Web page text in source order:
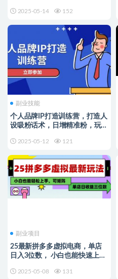
2025-05-14 152
副业技能
个人品牌IP打造训练营，打造人
设吸粉话术，日增精准粉，玩转
2025-05-12 121
副业项目
25最新拼多多虚拟电商，单店
日入3位数， 小白也能快速上
2025-05-08 131